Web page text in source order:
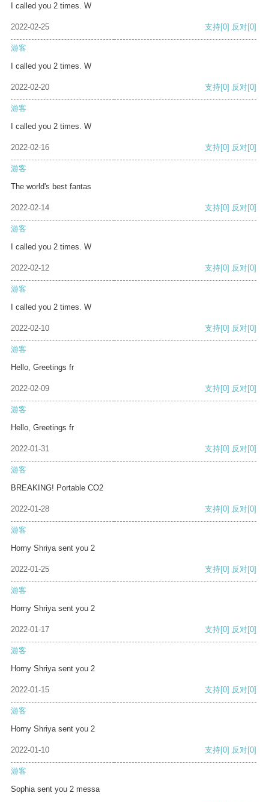
I called you 2 times. W
2022-02-25 支持[0] 反对[0]
游客
I called you 2 times. W
2022-02-20 支持[0] 反对[0]
游客
I called you 2 times. W
2022-02-16 支持[0] 反对[0]
游客
The world's best fantas
2022-02-14 支持[0] 反对[0]
游客
I called you 2 times. W
2022-02-12 支持[0] 反对[0]
游客
I called you 2 times. W
2022-02-10 支持[0] 反对[0]
游客
Hello, Greetings fr
2022-02-09 支持[0] 反对[0]
游客
Hello, Greetings fr
2022-01-31 支持[0] 反对[0]
游客
BREAKING! Portable CO2
2022-01-28 支持[0] 反对[0]
游客
Horny Shriya sent you 2
2022-01-25 支持[0] 反对[0]
游客
Horny Shriya sent you 2
2022-01-17 支持[0] 反对[0]
游客
Horny Shriya sent you 2
2022-01-15 支持[0] 反对[0]
游客
Horny Shriya sent you 2
2022-01-10 支持[0] 反对[0]
游客
Sophia sent you 2 messa